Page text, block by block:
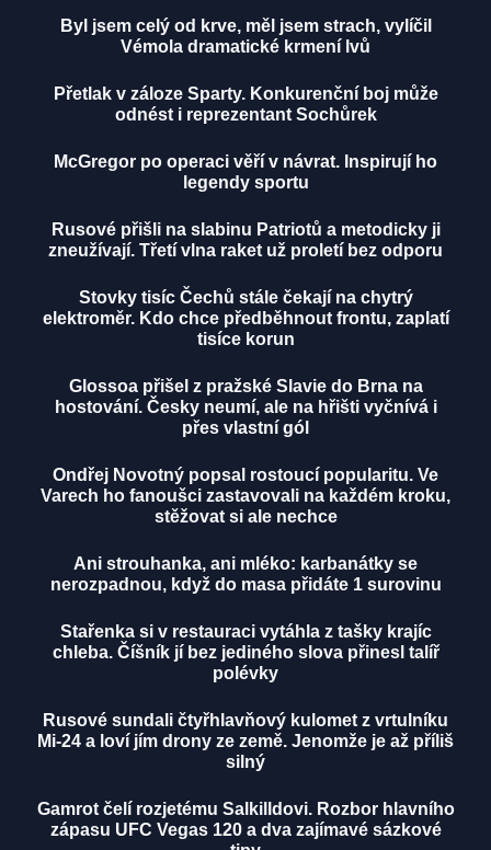
Byl jsem celý od krve, měl jsem strach, vylíčil
Vémola dramatické krmení lvů
Přetlak v záloze Sparty. Konkurenční boj může
odnést i reprezentant Sochůrek
McGregor po operaci věří v návrat. Inspirují ho
legendy sportu
Rusové přišli na slabinu Patriotů a metodicky ji
zneužívají. Třetí vlna raket už proletí bez odporu
Stovky tisíc Čechů stále čekají na chytrý
elektroměr. Kdo chce předběhnout frontu, zaplatí
tisíce korun
Glossoa přišel z pražské Slavie do Brna na
hostování. Česky neumí, ale na hřišti vyčnívá i
přes vlastní gól
Ondřej Novotný popsal rostoucí popularitu. Ve
Varech ho fanoušci zastavovali na každém kroku,
stěžovat si ale nechce
Ani strouhanka, ani mléko: karbanátky se
nerozpadnou, když do masa přidáte 1 surovinu
Stařenka si v restauraci vytáhla z tašky krajíc
chleba. Číšník jí bez jediného slova přinesl talíř
polévky
Rusové sundali čtyřhlavňový kulomet z vrtulníku
Mi-24 a loví jím drony ze země. Jenomže je až příliš
silný
Gamrot čelí rozjetému Salkilldovi. Rozbor hlavního
zápasu UFC Vegas 120 a dva zajímavé sázkové